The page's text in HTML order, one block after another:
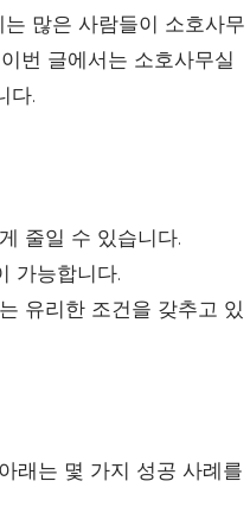
많은 사람들이 소호사무
번 글에서는 소호사무실
다.
줄일 수 있습니다.
가능합니다.
유리한 조건을 갖추고 있
래는 몇 가지 성공 사례를